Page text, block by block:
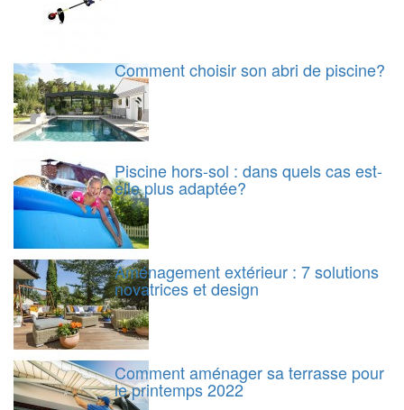
Comment choisir son abri de piscine?
Piscine hors-sol : dans quels cas est-
elle plus adaptée?
Aménagement extérieur : 7 solutions
novatrices et design
Comment aménager sa terrasse pour
le printemps 2022